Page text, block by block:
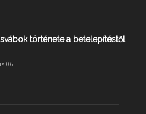
svábok története a betelepítéstől
06.